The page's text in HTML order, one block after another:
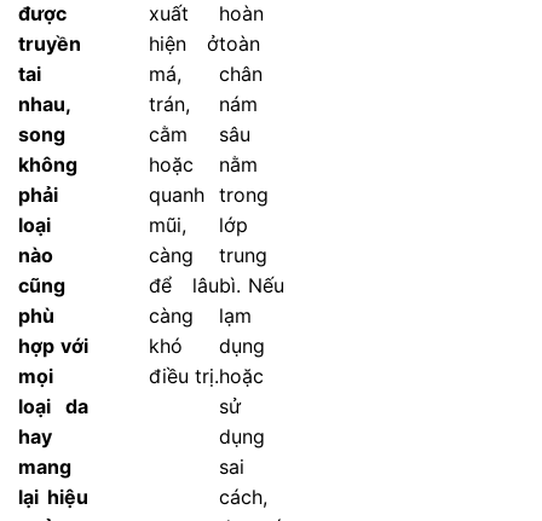
được
truyền
tai
nhau,
song
không
phải
loại
nào
cũng
phù
hợp với
mọi
loại da
hay
mang
lại hiệu
xuất
hiện ở
má,
trán,
cằm
hoặc
quanh
mũi,
càng
để lâu
càng
khó
điều trị.
hoàn
toàn
chân
nám
sâu
nằm
trong
lớp
trung
bì. Nếu
lạm
dụng
hoặc
sử
dụng
sai
cách,